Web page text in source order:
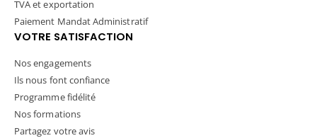
TVA et exportation
Paiement Mandat Administratif
VOTRE SATISFACTION
Nos engagements
Ils nous font confiance
Programme fidélité
Nos formations
Partagez votre avis